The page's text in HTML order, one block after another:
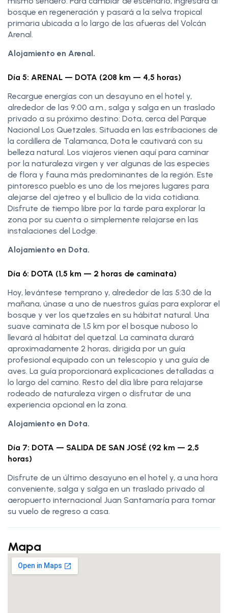
bosque en regeneración y pasará a la selva tropical
primaria ubicada a lo largo de las afueras del Volcán
Arenal.
Alojamiento en Arenal.
Día 5: ARENAL — DOTA (208 km — 4,5 horas)
Recargue energías con un desayuno en el hotel y,
alrededor de las 9:00 a.m., salga y salga en un traslado
privado a su próximo destino: Dota, cerca del Parque
Nacional Los Quetzales. Situada en las estribaciones de
la cordillera de Talamanca, Dota le cautivará con su
belleza natural. Los viajeros vienen aquí para caminar
por la naturaleza virgen y ver algunas de las especies
de flora y fauna más predominantes de la región. Este
pintoresco pueblo es uno de los mejores lugares para
alejarse del ajetreo y el bullicio de la vida cotidiana.
Disfrute de tiempo libre por la tarde para explorar la
zona por su cuenta o simplemente relajarse en las
instalaciones del Lodge.
Alojamiento en Dota.
Día 6: DOTA (1,5 km — 2 horas de caminata)
Hoy, levántese temprano y, alrededor de las 5:30 de la
mañana, únase a uno de nuestros guías para explorar el
bosque y ver los quetzales en su hábitat natural. Una
suave caminata de 1,5 km por el bosque nuboso lo
llevará al hábitat del quetzal. La caminata durará
aproximadamente 2 horas, dirigida por un guía
profesional equipado con un telescopio y una guía de
aves. La guía proporcionará explicaciones detalladas a
lo largo del camino. Resto del día libre para relajarse
rodeado de naturaleza virgen o disfrutar de una
experiencia opcional en la zona.
Alojamiento en Dota.
Día 7: DOTA — SALIDA DE SAN JOSÉ (92 km — 2,5
horas)
Disfrute de un último desayuno en el hotel y, a una hora
conveniente, salga y salga en un traslado privado al
aeropuerto internacional Juan Santamaría para tomar
su vuelo de regreso a casa.
Mapa